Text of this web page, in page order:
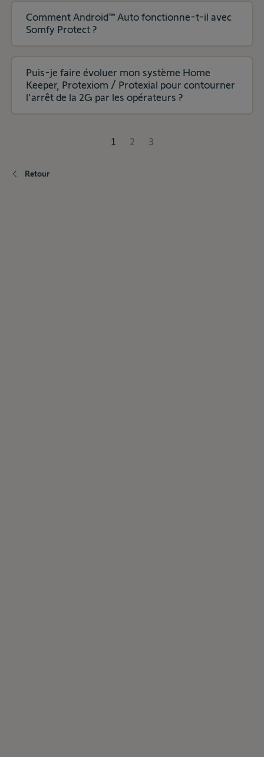
Comment Android™ Auto fonctionne-t-il avec
Somfy Protect ?
Puis-je faire évoluer mon système Home
Keeper, Protexiom / Protexial pour contourner
l'arrêt de la 2G par les opérateurs ?
1 2 3
Retour